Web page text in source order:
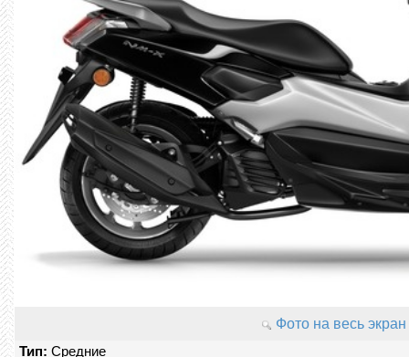
Фото на весь экран
Тип: Средние